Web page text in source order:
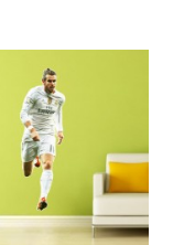
Klikni za detalje